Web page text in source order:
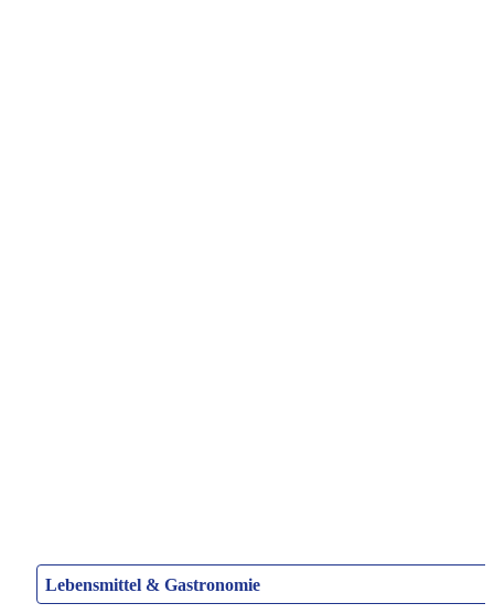
Lebensmittel & Gastronomie